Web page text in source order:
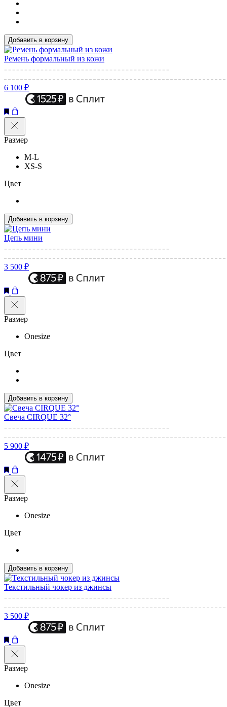
Добавить в корзину
Ремень формальный из кожи
6 100 ₽
Размер
M-L
XS-S
Цвет
Добавить в корзину
Цепь мини
3 500 ₽
Размер
Onesize
Цвет
Добавить в корзину
Свеча CIRQUE 32°
5 900 ₽
Размер
Onesize
Цвет
Добавить в корзину
Текстильный чокер из джинсы
3 500 ₽
Размер
Onesize
Цвет